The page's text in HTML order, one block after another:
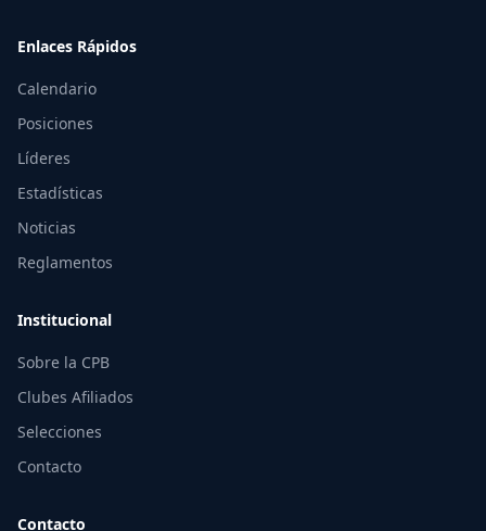
Enlaces Rápidos
Calendario
Posiciones
Líderes
Estadísticas
Noticias
Reglamentos
Institucional
Sobre la CPB
Clubes Afiliados
Selecciones
Contacto
Contacto